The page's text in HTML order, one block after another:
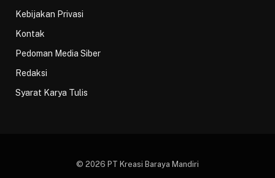
Kebijakan Privasi
Kontak
Pedoman Media Siber
Redaksi
Syarat Karya Tulis
© 2026 PT Kreasi Baraya Mandiri